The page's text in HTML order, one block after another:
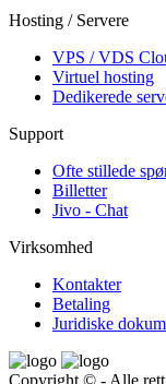
Hosting / Servere
VPS / VDS
Virtuel hosting
Dedikerede
Support
Ofte stillede
Billetter
Jivo - Chat
Virksomhed
Kontakter
Betaling
Juridiske
Copyright © - Alle